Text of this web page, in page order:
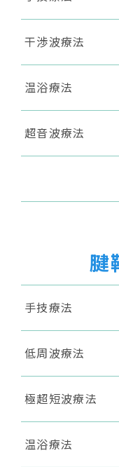
干渉波療法
温浴療法
超音波療法
腱
手技療法
低周波療法
極超短波療法
温浴療法